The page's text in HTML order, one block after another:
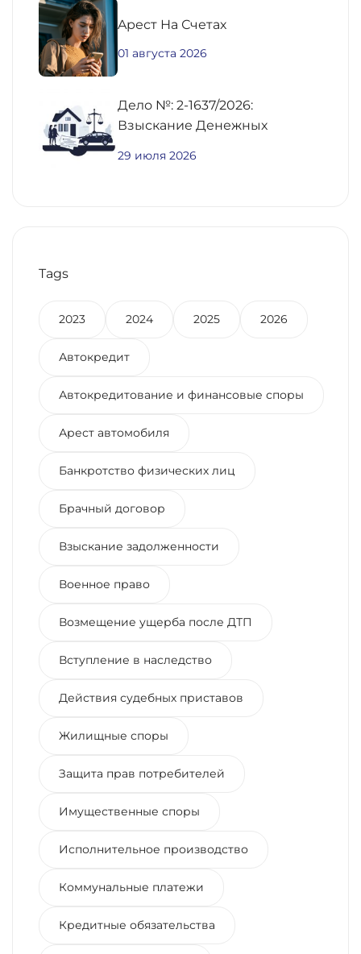
Aрест На Счетах
01 августа 2026
Дело №: 2-1637/2026:
Взыскание Денежных
29 июля 2026
Tags
2023 2024 2025 2026
Автокредит
Автокредитование и финансовые споры
Арест автомобиля
Банкротство физических лиц
Брачный договор
Взыскание задолженности
Военное право
Возмещение ущерба после ДТП
Вступление в наследство
Действия судебных приставов
Жилищные споры
Защита прав потребителей
Имущественные споры
Исполнительное производство
Коммунальные платежи
Кредитные обязательства